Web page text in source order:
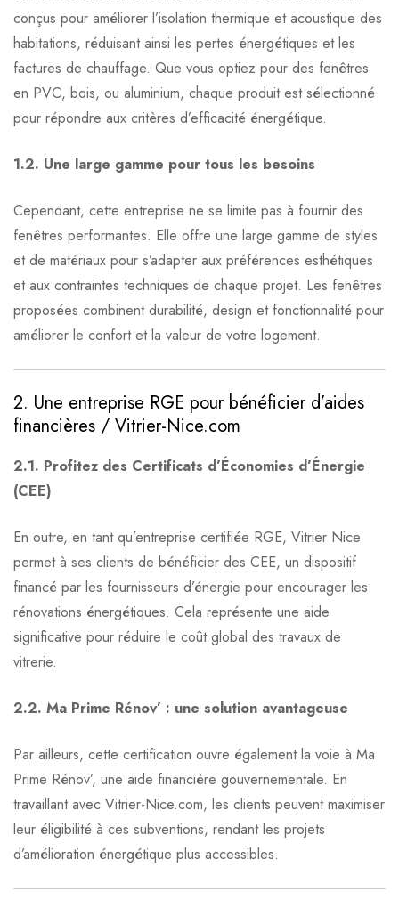
conçus pour améliorer l’isolation thermique et acoustique des
habitations, réduisant ainsi les pertes énergétiques et les
factures de chauffage. Que vous optiez pour des fenêtres
en PVC, bois, ou aluminium, chaque produit est sélectionné
pour répondre aux critères d’efficacité énergétique.
1.2. Une large gamme pour tous les besoins
Cependant, cette entreprise ne se limite pas à fournir des
fenêtres performantes. Elle offre une large gamme de styles
et de matériaux pour s’adapter aux préférences esthétiques
et aux contraintes techniques de chaque projet. Les fenêtres
proposées combinent durabilité, design et fonctionnalité pour
améliorer le confort et la valeur de votre logement.
2. Une entreprise RGE pour bénéficier d’aides
financières / Vitrier-Nice.com
2.1. Profitez des Certificats d’Économies d’Énergie
(CEE)
En outre, en tant qu’entreprise certifiée RGE, Vitrier Nice
permet à ses clients de bénéficier des CEE, un dispositif
financé par les fournisseurs d’énergie pour encourager les
rénovations énergétiques. Cela représente une aide
significative pour réduire le coût global des travaux de
vitrerie.
2.2. Ma Prime Rénov’ : une solution avantageuse
Par ailleurs, cette certification ouvre également la voie à Ma
Prime Rénov’, une aide financière gouvernementale. En
travaillant avec Vitrier-Nice.com, les clients peuvent maximiser
leur éligibilité à ces subventions, rendant les projets
d’amélioration énergétique plus accessibles.